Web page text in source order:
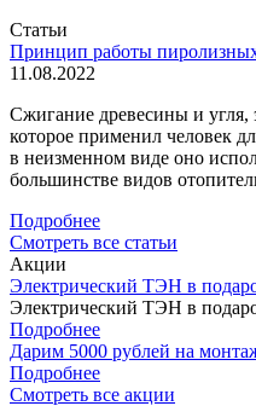
Статьи
Принцип работы
11.08.2022
Сжигание древесины и угля,
которое применил человек
в неизменном виде оно
большинстве видов
Подробнее
Смотреть все статьи
Акции
Электрический ТЭН в
Электрический ТЭН в
Подробнее
Дарим 5000 рублей на
Подробнее
Смотреть все акции